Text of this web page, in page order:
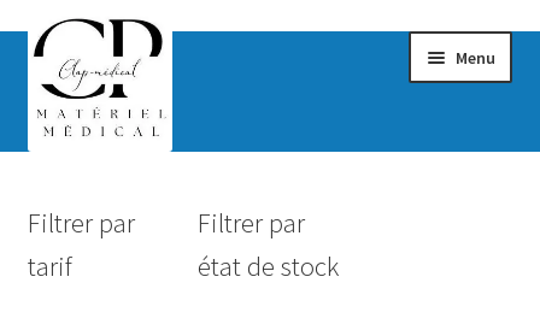
Menu
Hygiène
Filtrer par
tarif
Filtrer par
état de stock